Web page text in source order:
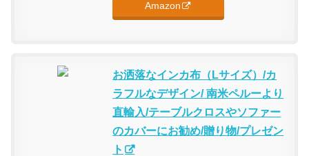
Amazon
お洒落なインカ布（Lサイズ）/カ
ラフルなデザイン/ 南米ペルーより
直輸入/テーブルクロスやソファー
のカバーにお勧め/贈り物/プレゼン
ト